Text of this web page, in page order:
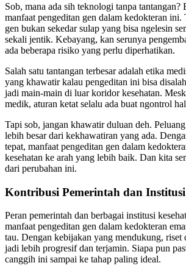
Sob, mana ada sih teknologi tanpa tantangan?
manfaat pengeditan gen dalam kedokteran ini.
gen bukan sekedar sulap yang bisa ngelesin
sekali jentik. Kebayang, kan serunya
ada beberapa risiko yang perlu diperhatikan.
Salah satu tantangan terbesar adalah etika
yang khawatir kalau pengeditan ini bisa
jadi main-main di luar koridor kesehatan.
medik, aturan ketat selalu ada buat ngontrol
Tapi sob, jangan khawatir duluan deh.
lebih besar dari kekhawatiran yang ada.
tepat, manfaat pengeditan gen dalam
kesehatan ke arah yang lebih baik. Dan kita
dari perubahan ini.
Kontribusi Pemerintah dan Institusi
Peran pemerintah dan berbagai institusi
manfaat pengeditan gen dalam kedokteran
tau. Dengan kebijakan yang mendukung, riset
jadi lebih progresif dan terjamin. Siapa pun
canggih ini sampai ke tahap paling ideal.